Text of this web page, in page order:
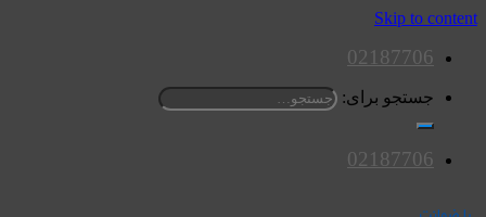
Skip to content
02187706
جستجو برای:
02187706